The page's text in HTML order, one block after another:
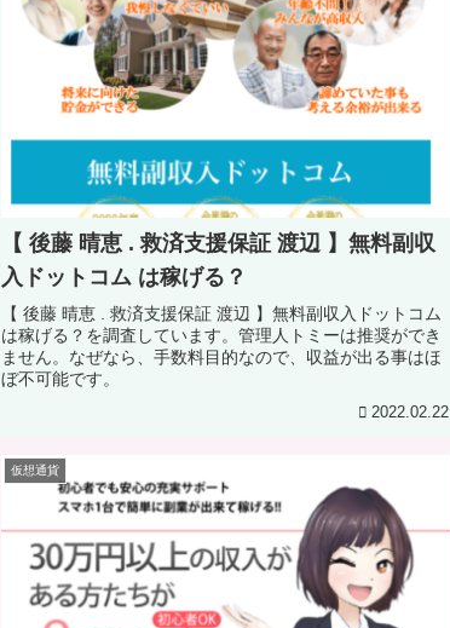
【 後藤 晴恵 . 救済支援保証 渡辺 】無料副収
入ドットコム は稼げる？
【 後藤 晴恵 . 救済支援保証 渡辺 】無料副収入ドットコム
は稼げる？を調査しています。管理人トミーは推奨ができ
ません。なぜなら、手数料目的なので、収益が出る事はほ
ぼ不可能です。
2022.02.22
仮想通貨